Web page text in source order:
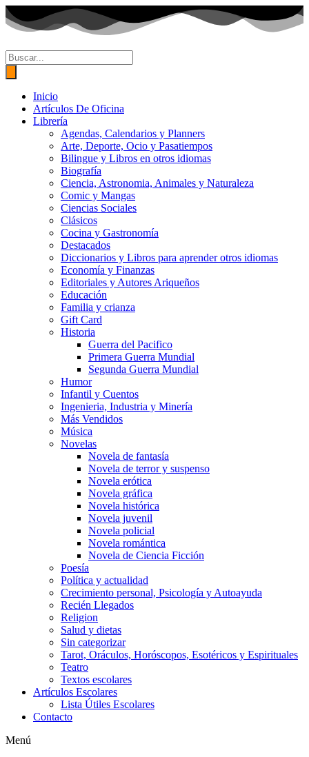
Ir
al
contenido
Búsqueda
de
productos
Inicio
Artículos De Oficina
Librería
Agendas, Calendarios y Planners
Arte, Deporte, Ocio y Pasatiempos
Bilingue y Libros en otros idiomas
Biografía
Ciencia, Astronomia, Animales y Naturaleza
Comic y Mangas
Ciencias Sociales
Clásicos
Cocina y Gastronomía
Destacados
Diccionarios y Libros para aprender otros idiomas
Economía y Finanzas
Editoriales y Autores Ariqueños
Educación
Familia y crianza
Gift Card
Historia
Guerra del Pacifico
Primera Guerra Mundial
Segunda Guerra Mundial
Humor
Infantil y Cuentos
Ingenieria, Industria y Minería
Más Vendidos
Música
Novelas
Novela de fantasía
Novela de terror y suspenso
Novela erótica
Novela gráfica
Novela histórica
Novela juvenil
Novela policial
Novela romántica
Novela de Ciencia Ficción
Poesía
Política y actualidad
Crecimiento personal, Psicología y Autoayuda
Recién Llegados
Religion
Salud y dietas
Sin categorizar
Tarot, Oráculos, Horóscopos, Esotéricos y Espirituales
Teatro
Textos escolares
Artículos Escolares
Lista Útiles Escolares
Contacto
Menú